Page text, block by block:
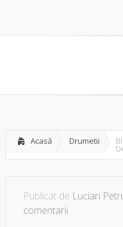
Acasă Drumetii
Publicat de Lucian
comentarii